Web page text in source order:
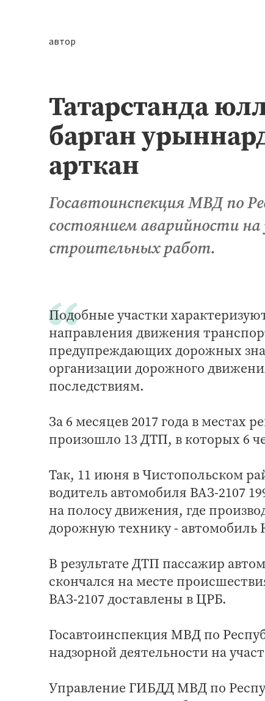
автор
Татарстанда
барган
арткан
Госавтоинспекция МВД по
состоянием аварийности
строительных работ.
Подобные участки
направления движения
предупреждающих дорожных
организации дорожного
последствиям.
За 6 месяцев 2017 года в местах
произошло 13 ДТП, в которых 6
Так, 11 июня в Чистопольском
водитель автомобиля ВАЗ-2107
на полосу движения, где
дорожную технику - автомобиль
В результате ДТП пассажир
скончался на месте
ВАЗ-2107 доставлены в ЦРБ.
Госавтоинспекция МВД по
надзорной деятельности на
Управление ГИБДД МВД по